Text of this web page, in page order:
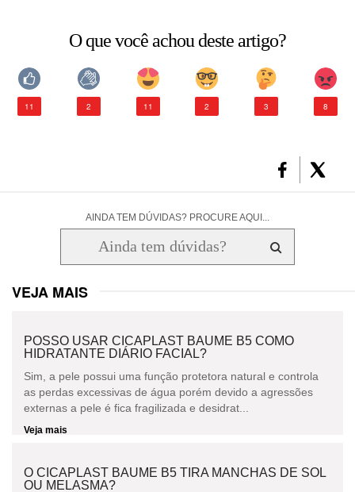
O que você achou deste artigo?
11 2 11 2 3 8
AINDA TEM DÚVIDAS? PROCURE AQUI...
VEJA MAIS
POSSO USAR CICAPLAST BAUME B5 COMO
HIDRATANTE DIÁRIO FACIAL?
Sim, a pele possui uma função protetora natural e controla
as perdas excessivas de água porém devido a agressões
externas a pele é fica fragilizada e desidrat...
Veja mais
O CICAPLAST BAUME B5 TIRA MANCHAS DE SOL
OU MELASMA?